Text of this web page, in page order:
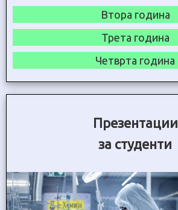
Втора година
Трета година
Четврта година
Презентации
за студенти